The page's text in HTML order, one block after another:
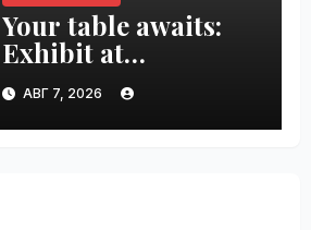
Your table awaits:
Exhibit at
TechCrunch Disrupt
2026 to be seen by
thousands |
АВГ 7, 2026